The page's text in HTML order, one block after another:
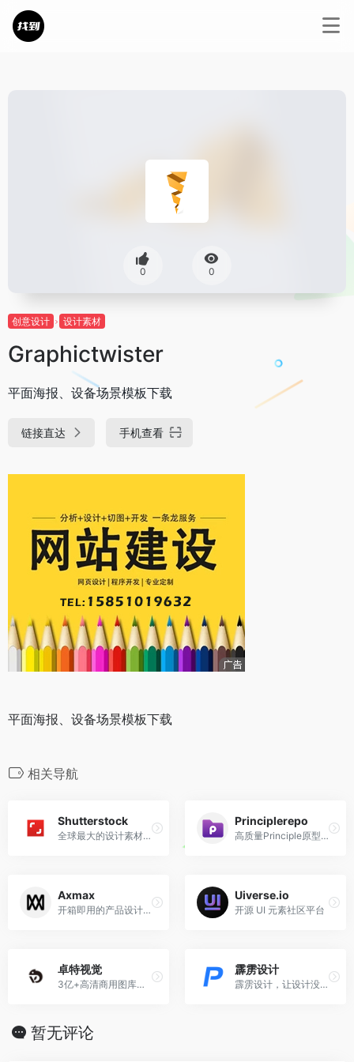
0 0
创意设计 设计素材
Graphictwister
平面海报、设备场景模板下载
链接直达 手机查看
平面海报、设备场景模板下载
相关导航
Shutterstock
全球最大的设计素材收费库
Principlerepo
高质量Principle原型丨动效设计资源
Axmax
开箱即用的产品设计资源库
Uiverse.io
开源 UI 元素社区平台
卓特视觉
3亿+高清商用图库，免费下载有版权
霹雳设计
霹雳设计，让设计没有门槛
暂无评论